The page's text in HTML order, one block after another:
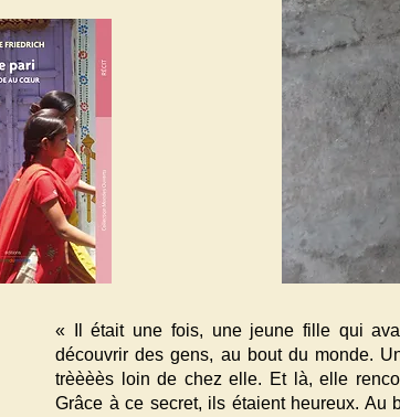
« Il était une fois, une jeune fille qui
découvrir des gens, au bout du monde.
trèèèès loin de chez elle. Et là, elle
Grâce à ce secret, ils étaient heureux. Au